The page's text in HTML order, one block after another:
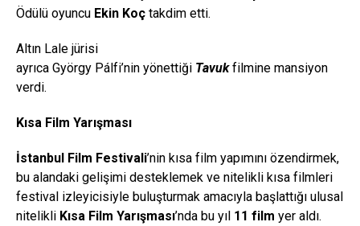
Ödülü oyuncu Ekin Koç takdim etti.
Altın Lale jürisi
ayrıca György Pálfi’nin yönettiği Tavukfilmine mansiyon
verdi.
Kısa Film Yarışması
İstanbul Film Festivali’nin kısa film yapımını özendirmek,
bu alandaki gelişimi desteklemek ve nitelikli kısa filmleri
festival izleyicisiyle buluşturmak amacıyla başlattığı ulusal
nitelikli Kısa Film Yarışması’nda bu yıl 11 film yer aldı.